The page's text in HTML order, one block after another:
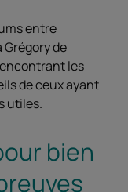
entre
de
les
de ceux ayant
utiles.
bien